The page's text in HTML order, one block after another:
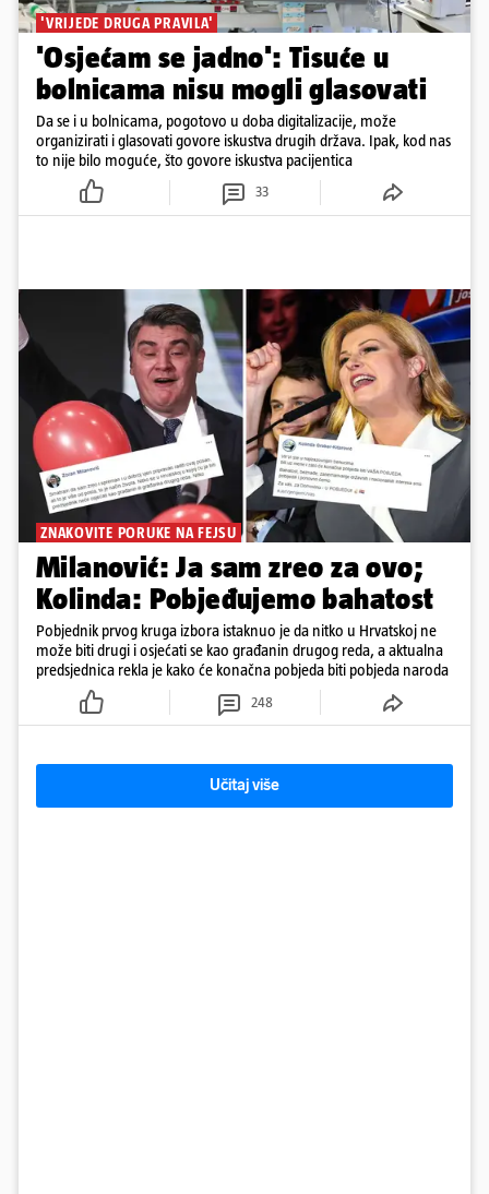
'VRIJEDE DRUGA PRAVILA'
'Osjećam se jadno': Tisuće u
bolnicama nisu mogli glasovati
Da se i u bolnicama, pogotovo u doba digitalizacije, može
organizirati i glasovati govore iskustva drugih država. Ipak, kod nas
to nije bilo moguće, što govore iskustva pacijentica
33
ZNAKOVITE PORUKE NA FEJSU
Milanović: Ja sam zreo za ovo;
Kolinda: Pobjeđujemo bahatost
Pobjednik prvog kruga izbora istaknuo je da nitko u Hrvatskoj ne
može biti drugi i osjećati se kao građanin drugog reda, a aktualna
predsjednica rekla je kako će konačna pobjeda biti pobjeda naroda
248
Učitaj više